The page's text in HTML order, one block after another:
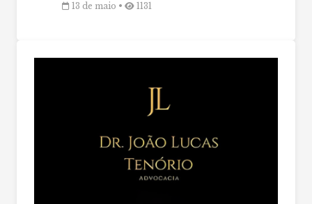
13 de maio • 1131